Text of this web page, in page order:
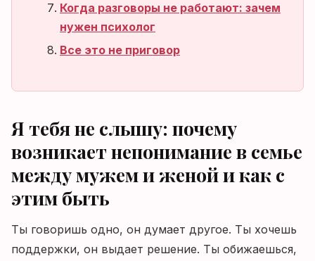
Когда разговоры не работают: зачем
нужен психолог
Все это не приговор
Я тебя не слышу: почему
возникает непонимание в семье
между мужем и женой и как с
этим быть
Ты говоришь одно, он думает другое. Ты хочешь
поддержки, он выдает решение. Ты обижаешься,